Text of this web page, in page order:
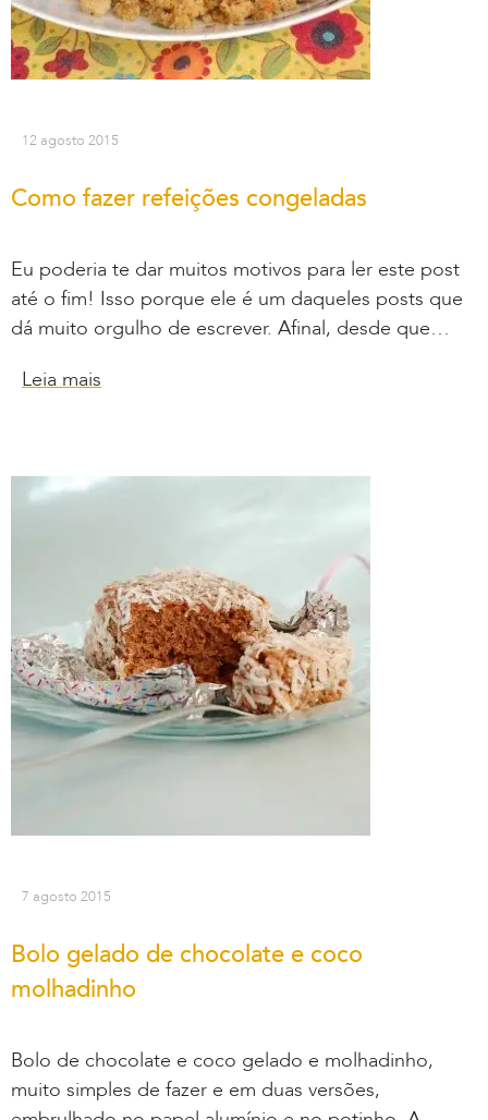
12 agosto 2015
Como fazer refeições congeladas
Eu poderia te dar muitos motivos para ler este post
até o fim! Isso porque ele é um daqueles posts que
dá muito orgulho de escrever. Afinal, desde que…
Leia mais
7 agosto 2015
Bolo gelado de chocolate e coco
molhadinho
Bolo de chocolate e coco gelado e molhadinho,
muito simples de fazer e em duas versões,